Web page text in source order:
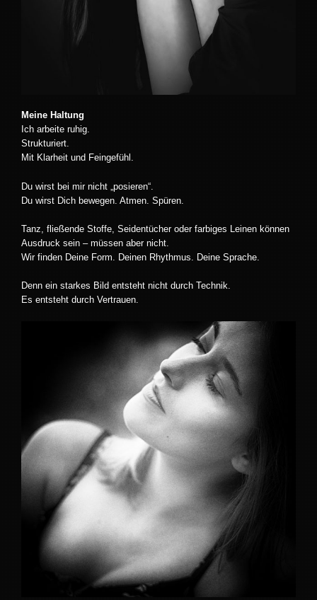
Meine Haltung
Ich arbeite ruhig.
Strukturiert.
Mit Klarheit und Feingefühl.
Du wirst bei mir nicht „posieren“.
Du wirst Dich bewegen. Atmen. Spüren.
Tanz, fließende Stoffe, Seidentücher oder farbiges Leinen können
Ausdruck sein – müssen aber nicht.
Wir finden Deine Form. Deinen Rhythmus. Deine Sprache.
Denn ein starkes Bild entsteht nicht durch Technik.
Es entsteht durch Vertrauen.